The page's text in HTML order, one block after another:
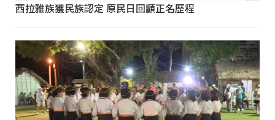
西拉雅族獲民族認定 原民日回顧正名歷程